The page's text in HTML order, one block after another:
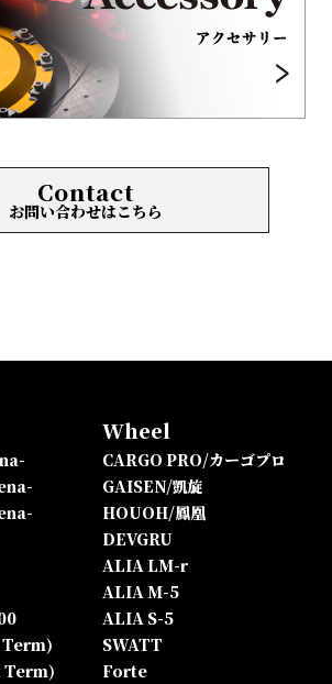
Contact
お問い合わせはこちら
Term)
Wheel
CARGO PRO/カーゴプロ
GAISEN/凱旋
HOUOH/鳳凰
DEVGRU
ALIA LM-r
ALIA M-5
ALIA S-5
SWATT
Forte